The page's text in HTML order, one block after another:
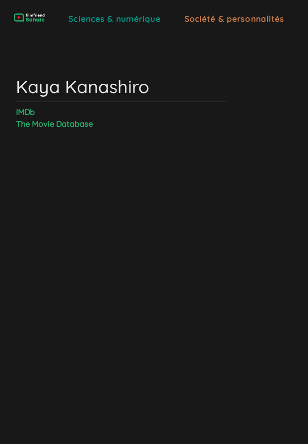
Sciences & numérique Société & personnalités
Kaya Kanashiro
IMDb
The Movie Database